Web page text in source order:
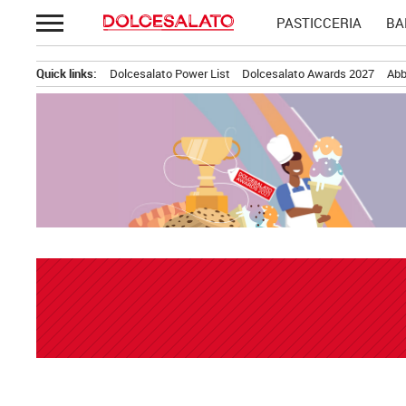
Passa
al
PASTICCERIA
Quick links: Dolcesalato Power List Dolcesalato Awards 2027